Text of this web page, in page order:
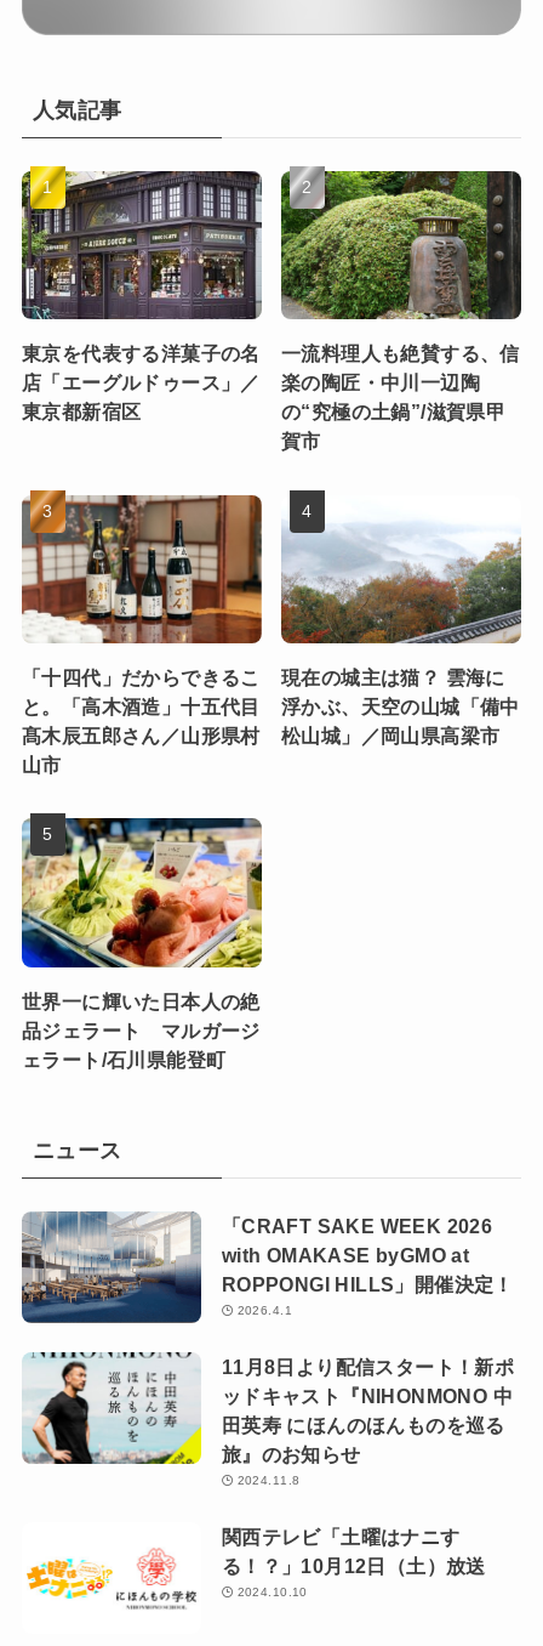
人気記事
東京を代表する洋菓子の名
店「エーグルドゥース」／
東京都新宿区
一流料理人も絶賛する、信
楽の陶匠・中川一辺陶
の“究極の土鍋”/滋賀県甲
賀市
「十四代」だからできるこ
と。「高木酒造」十五代目
髙木辰五郎さん／山形県村
山市
現在の城主は猫？ 雲海に
浮かぶ、天空の山城「備中
松山城」／岡山県高梁市
世界一に輝いた日本人の絶
品ジェラート マルガージ
ェラート/石川県能登町
ニュース
「CRAFT SAKE WEEK 2026
with OMAKASE byGMO at
ROPPONGI HILLS」開催決定！
2026.4.1
11月8日より配信スタート！新ポ
ッドキャスト『NIHONMONO 中
田英寿 にほんのほんものを巡る
旅』のお知らせ
2024.11.8
関西テレビ「土曜はナニす
る！？」10月12日（土）放送
2024.10.10